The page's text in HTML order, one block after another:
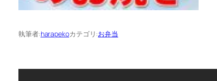
執筆者:harapekoカテゴリ:お弁当